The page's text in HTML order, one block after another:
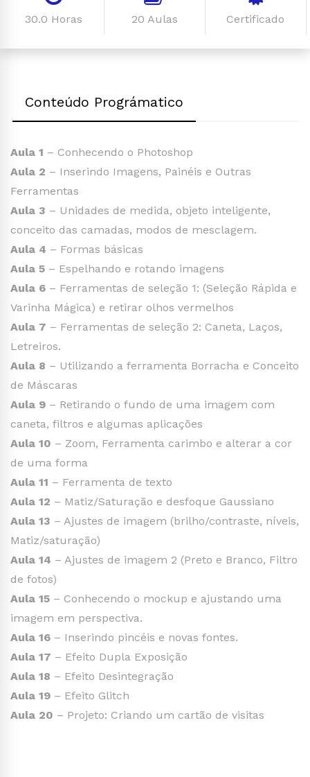
30.0 Horas 20 Aulas Certificado
Conteúdo Prográmatico
Aula 1 – Conhecendo o Photoshop
Aula 2 – Inserindo Imagens, Painéis e Outras
Ferramentas
Aula 3 – Unidades de medida, objeto inteligente,
conceito das camadas, modos de mesclagem.
Aula 4 – Formas básicas
Aula 5 – Espelhando e rotando imagens
Aula 6 – Ferramentas de seleção 1: (Seleção Rápida e
Varinha Mágica) e retirar olhos vermelhos
Aula 7 – Ferramentas de seleção 2: Caneta, Laços,
Letreiros.
Aula 8 – Utilizando a ferramenta Borracha e Conceito
de Máscaras
Aula 9 – Retirando o fundo de uma imagem com
caneta, filtros e algumas aplicações
Aula 10 – Zoom, Ferramenta carimbo e alterar a cor
de uma forma
Aula 11 – Ferramenta de texto
Aula 12 – Matiz/Saturação e desfoque Gaussiano
Aula 13 – Ajustes de imagem (brilho/contraste, níveis,
Matiz/saturação)
Aula 14 – Ajustes de imagem 2 (Preto e Branco, Filtro
de fotos)
Aula 15 – Conhecendo o mockup e ajustando uma
imagem em perspectiva.
Aula 16 – Inserindo pincéis e novas fontes.
Aula 17 – Efeito Dupla Exposição
Aula 18 – Efeito Desintegração
Aula 19 – Efeito Glitch
Aula 20 – Projeto: Criando um cartão de visitas